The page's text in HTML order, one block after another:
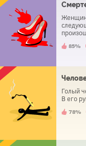
85%
Голый
В его
78%